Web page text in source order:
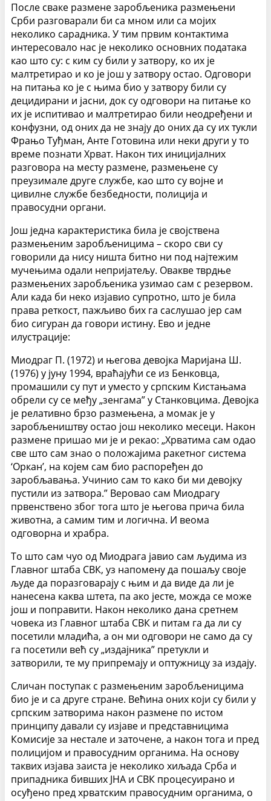
После сваке размене заробљеника размењени
Срби разговарали би са мном или са мојих
неколико сарадника. У тим првим контактима
интересовало нас је неколико основних података
као што су: с ким су били у затвору, ко их је
малтретирао и ко је још у затвору остао. Одговори
на питања ко је с њима био у затвору били су
децидирани и јасни, док су одговори на питање ко
их је испитивао и малтретирао били неодређени и
конфузни, од оних да не знају до оних да су их тукли
Фрањо Туђман, Анте Готовина или неки други у то
време познати Хрват. Након тих иницијалних
разговора на месту размене, размењене су
преузимале друге службе, као што су војне и
цивилне службе безбедности, полиција и
правосудни органи.
Још једна карактеристика била је својствена
размењеним заробљеницима – скоро сви су
говорили да нису ништа битно ни под најтежим
мучењима одали непријатељу. Овакве тврдње
размењених заробљеника узимао сам с резервом.
Али када би неко изјавио супротно, што је била
права реткост, пажљиво бих га саслушао јер сам
био сигуран да говори истину. Ево и једне
илустрације:
Миодраг П. (1972) и његова девојка Маријана Ш.
(1976) у јуну 1994, враћајући се из Бенковца,
промашили су пут и уместо у српским Кистањама
обрели су се међу „зенгама” у Станковцима. Девојка
је релативно брзо размењена, а момак је у
заробљеништву остао још неколико месеци. Након
размене пришао ми је и рекао: „Хрватима сам одао
све што сам знао о положајима ракетног система
‘Оркан’, на којем сам био распоређен до
заробљавања. Учинио сам то како би ми девојку
пустили из затвора.” Веровао сам Миодрагу
првенствено због тога што је његова прича била
животна, а самим тим и логична. И веома
одговорна и храбра.
То што сам чуо од Миодрага јавио сам људима из
Главног штаба СВК, уз напомену да пошаљу своје
људе да поразговарају с њим и да виде да ли је
нанесена каква штета, па ако јесте, можда се може
још и поправити. Након неколико дана сретнем
човека из Главног штаба СВК и питам га да ли су
посетили младића, а он ми одговори не само да су
га посетили већ су „издајника” претукли и
затворили, те му припремају и оптужницу за издају.
Сличан поступак с размењеним заробљеницима
био је и са друге стране. Већина оних који су били у
српским затворима након размене по истом
принципу давали су изјаве и представницима
Комисије за нестале и заточене, а након тога и пред
полицијом и правосудним органима. На основу
таквих изјава заиста је неколико хиљада Срба и
припадника бивших ЈНА и СВК процесуирано и
осуђено пред хрватским правосудним органима, о